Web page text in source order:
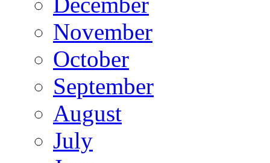
November
October
September
August
July